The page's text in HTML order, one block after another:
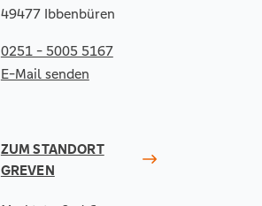
49477 Ibbenbüren
0251 - 5005 5167
E-Mail senden
ZUM STANDORT
GREVEN